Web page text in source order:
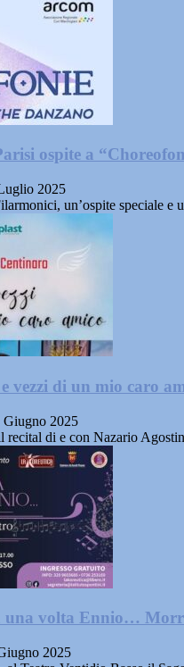
ospite a
2025
un’ospite speciale e
vezzi di un mio caro
Giugno 2025
di e con Nazario
una volta Ennio…
2025